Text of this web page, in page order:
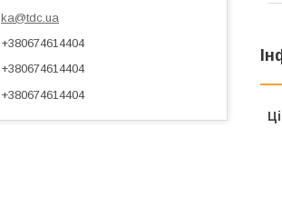
ka@tdc.ua
+380674614404
+380674614404
+380674614404